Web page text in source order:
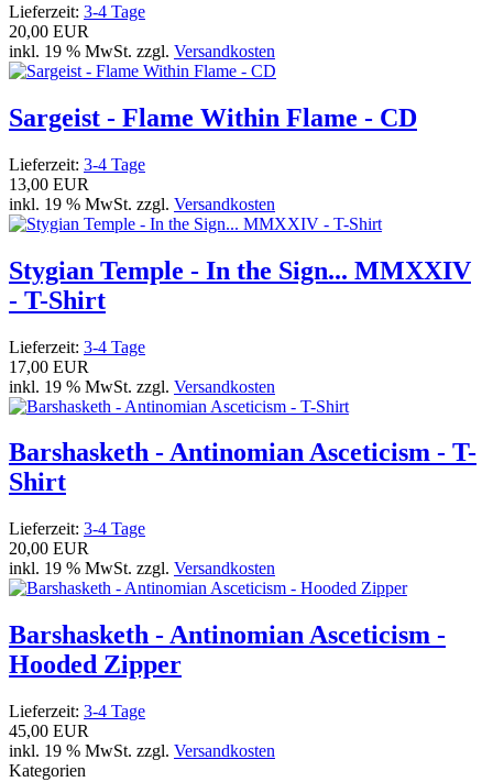
Lieferzeit: 3-4 Tage
20,00 EUR
inkl. 19 % MwSt. zzgl. Versandkosten
Sargeist - Flame Within Flame - CD
Lieferzeit: 3-4 Tage
13,00 EUR
inkl. 19 % MwSt. zzgl. Versandkosten
Stygian Temple - In the Sign... MMXXIV
- T-Shirt
Lieferzeit: 3-4 Tage
17,00 EUR
inkl. 19 % MwSt. zzgl. Versandkosten
Barshasketh - Antinomian Asceticism - T-
Shirt
Lieferzeit: 3-4 Tage
20,00 EUR
inkl. 19 % MwSt. zzgl. Versandkosten
Barshasketh - Antinomian Asceticism -
Hooded Zipper
Lieferzeit: 3-4 Tage
45,00 EUR
inkl. 19 % MwSt. zzgl. Versandkosten
Kategorien